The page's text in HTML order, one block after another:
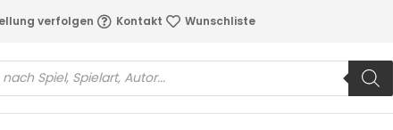
verfolgen Kontakt Wunschliste